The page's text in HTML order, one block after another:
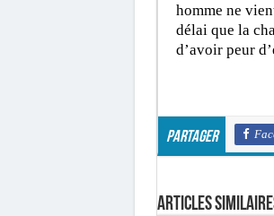
homme ne
délai que la
d’avoir peur
Partager
Articles